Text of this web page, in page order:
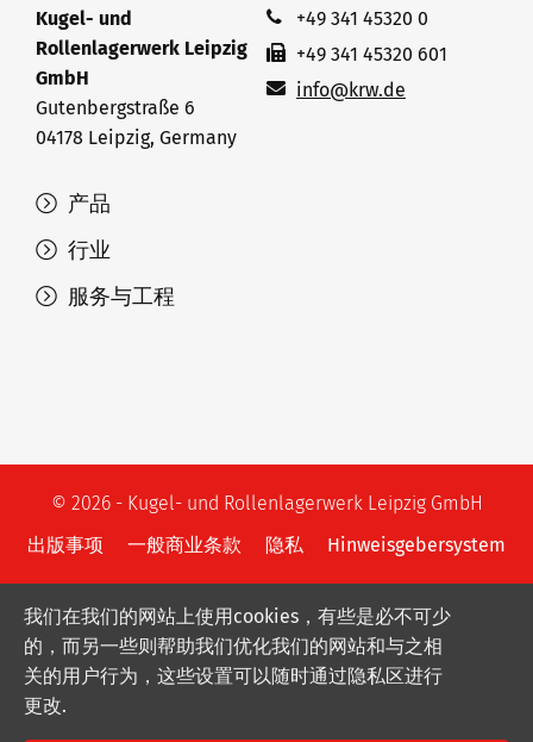
产品
行业
服务与工程
Kugel- und
Rollenlagerwerk Leipzig
GmbH
Gutenbergstraße 6
04178 Leipzig, Germany
+49 341 45320 0
+49 341 45320 601
info@krw.de
© 2026 - Kugel- und Rollenlagerwerk Leipzig GmbH
出版事项
一般商业条款 隐私 Hinweisgebersystem
我们在我们的网站上使用cookies，有些是必不可少
的，而另一些则帮助我们优化我们的网站和与之相
关的用户行为，这些设置可以随时通过隐私区进行
更改.